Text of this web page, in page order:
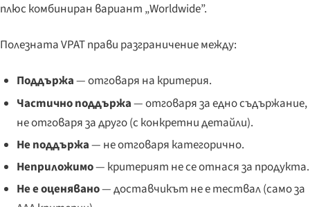
плюс комбиниран вариант „Worldwide”.
Полезната VPAT прави разграничение между:
Поддържа— отговаря на критерия.
Частично поддържа— отговаря за едно съдържание,
не отговаря за друго (с конкретни детайли).
Не поддържа— не отговаря категорично.
Неприложимо— критерият не се отнася за продукта.
Не е оценявано— доставчикът не е тествал (само за